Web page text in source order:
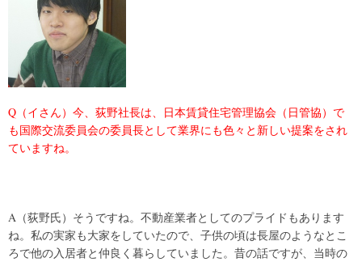
Q（イさん）今、荻野社長は、日本賃貸住宅管理協会（日管協）で
も国際交流委員会の委員長として業界にも色々と新しい提案をされ
ていますね。
A（荻野氏）そうですね。不動産業者としてのプライドもあります
ね。私の実家も大家をしていたので、子供の頃は長屋のようなとこ
ろで他の入居者と仲良く暮らしていました。昔の話ですが、当時の